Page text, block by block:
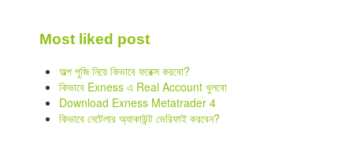
Most liked post
অল্প পুজি নিয়ে কিভাবে ফরেক্স করবো?
কিভাবে Exness এ Real Account খুলবো
Download Exness Metatrader 4
কিভাবে নেটেলার অ্যাকাউন্ট ভেরিফাই করবেন?